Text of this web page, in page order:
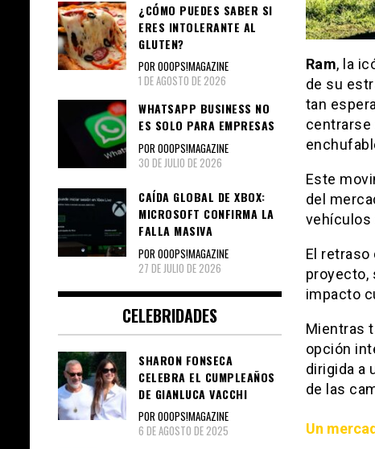
Ram, la
de su
tan
centrarse
Este
del
El retraso
proyecto,
impacto
Mientras
opción
dirigida a
de las
Un
¿CÓMO PUEDES SABER SI
ERES INTOLERANTE AL
GLUTEN?
POR OOOPS!MAGAZINE
1 DE AGOSTO DE 2026
WHATSAPP BUSINESS NO
ES SOLO PARA EMPRESAS
POR OOOPS!MAGAZINE
30 DE JULIO DE 2026
CAÍDA GLOBAL DE XBOX:
MICROSOFT CONFIRMA LA
FALLA MASIVA
POR OOOPS!MAGAZINE
27 DE JULIO DE 2026
CELEBRIDADES
SHARON FONSECA
CELEBRA EL CUMPLEAÑOS
DE GIANLUCA VACCHI
POR OOOPS!MAGAZINE
6 DE AGOSTO DE 2025